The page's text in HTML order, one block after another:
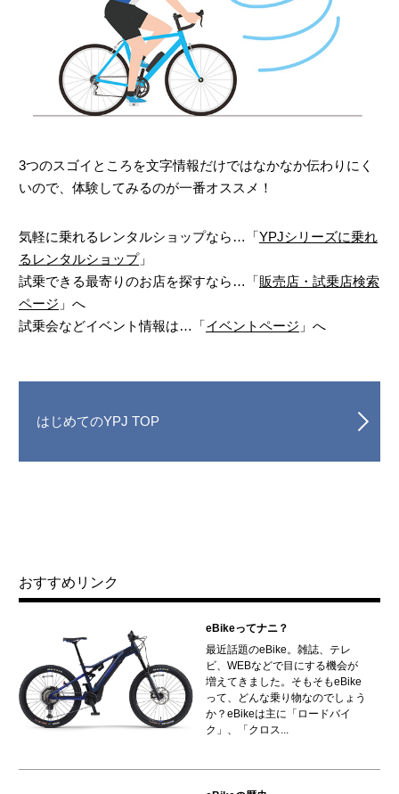
3つのスゴイところを文字情報だけではなかなか伝わりにく
いので、体験してみるのが一番オススメ！
気軽に乗れるレンタルショップなら…「YPJシリーズに乗れ
るレンタルショップ」
試乗できる最寄りのお店を探すなら…「販売店・試乗店検索
ページ 」へ
試乗会などイベント情報は…「イベントページ 」へ
はじめてのYPJ TOP
おすすめリンク
eBikeってナニ？
最近話題のeBike。雑誌、テレ
ビ、WEBなどで目にする機会が
増えてきました。そもそもeBike
って、どんな乗り物なのでしょう
か？eBikeは主に「ロードバイ
ク」、「クロス...